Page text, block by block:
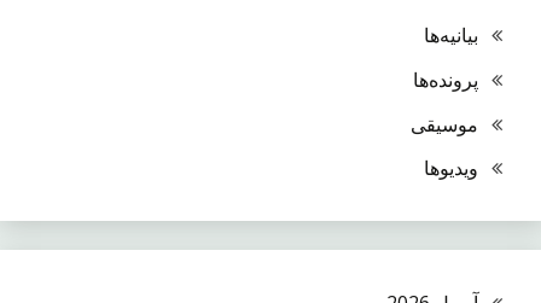
بیانیه‌ها
پرونده‌ها
موسیقی
ویدیوها